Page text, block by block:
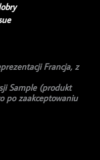
Francja, z
Sample (produkt
po zaakceptowaniu